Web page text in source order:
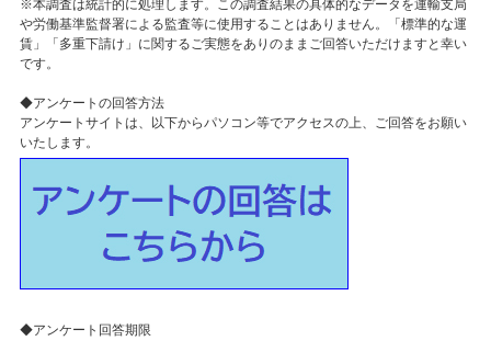
※本調査は統計的に処理します。この調査結果の具体的なデータを運輸支局
や労働基準監督署による監査等に使用することはありません。「標準的な運
賃」「多重下請け」に関するご実態をありのままご回答いただけますと幸い
です。
◆アンケートの回答方法
アンケートサイトは、以下からパソコン等でアクセスの上、ご回答をお願い
いたします。
◆アンケート回答期限